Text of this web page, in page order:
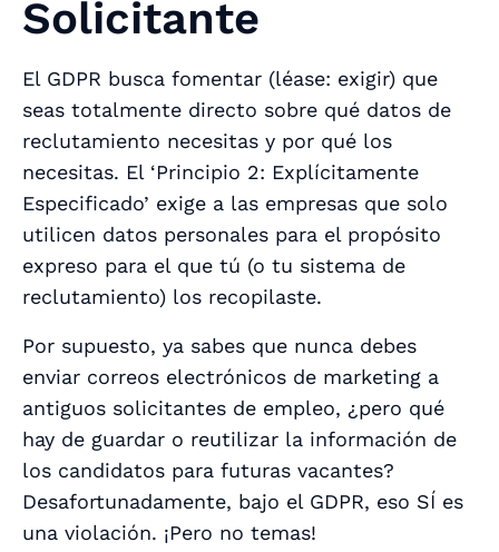
Solicitante
El GDPR busca fomentar (léase: exigir) que
seas totalmente directo sobre qué datos de
reclutamiento necesitas y por qué los
necesitas. El ‘Principio 2: Explícitamente
Especificado’ exige a las empresas que solo
utilicen datos personales para el propósito
expreso para el que tú (o tu sistema de
reclutamiento) los recopilaste.
Por supuesto, ya sabes que nunca debes
enviar correos electrónicos de marketing a
antiguos solicitantes de empleo, ¿pero qué
hay de guardar o reutilizar la información de
los candidatos para futuras vacantes?
Desafortunadamente, bajo el GDPR, eso SÍ es
una violación. ¡Pero no temas!